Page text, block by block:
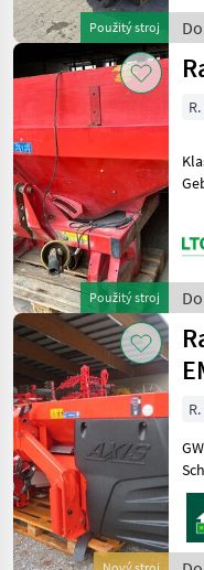
Použitý stroj
Použitý stroj
/
GW, ISOBUS, S1 VXR